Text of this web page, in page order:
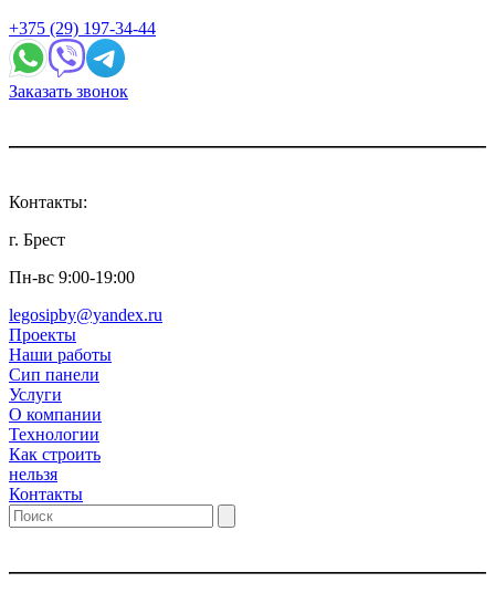
+375 (29) 197-34-44
Заказать звонок
Контакты:
г. Брест
Пн-вс 9:00-19:00
legosipby@yandex.ru
Проекты
Наши работы
Сип панели
Услуги
О компании
Технологии
Как строить
нельзя
Контакты